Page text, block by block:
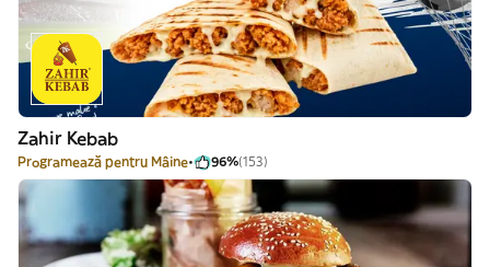
Zahir Kebab
Programează pentru Mâine 96%(153)